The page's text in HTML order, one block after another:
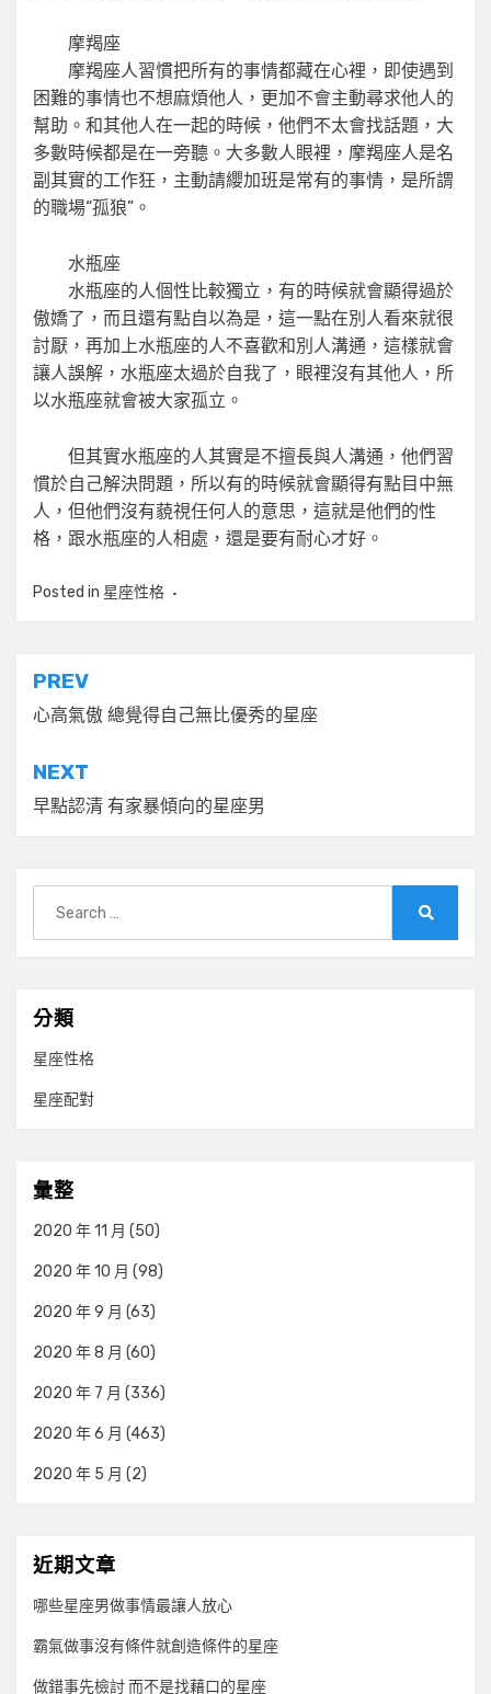
摩羯座
摩羯座人習慣把所有的事情都藏在心裡，即使遇到
困難的事情也不想麻煩他人，更加不會主動尋求他人的
幫助。和其他人在一起的時候，他們不太會找話題，大
多數時候都是在一旁聽。大多數人眼裡，摩羯座人是名
副其實的工作狂，主動請纓加班是常有的事情，是所謂
的職場“孤狼”。
水瓶座
水瓶座的人個性比較獨立，有的時候就會顯得過於
傲嬌了，而且還有點自以為是，這一點在別人看來就很
討厭，再加上水瓶座的人不喜歡和別人溝通，這樣就會
讓人誤解，水瓶座太過於自我了，眼裡沒有其他人，所
以水瓶座就會被大家孤立。
但其實水瓶座的人其實是不擅長與人溝通，他們習
慣於自己解決問題，所以有的時候就會顯得有點目中無
人，但他們沒有藐視任何人的意思，這就是他們的性
格，跟水瓶座的人相處，還是要有耐心才好。
Posted in 星座性格
文
章
導
覽
PREV
心高氣傲 總覺得自己無比優秀的星座
NEXT
早點認清 有家暴傾向的星座男
for:
分類
星座性格
星座配對
彙整
2020 年 11 月 (50)
2020 年 10 月 (98)
2020 年 9 月 (63)
2020 年 8 月 (60)
2020 年 7 月 (336)
2020 年 6 月 (463)
2020 年 5 月 (2)
近期文章
哪些星座男做事情最讓人放心
霸氣做事沒有條件就創造條件的星座
做錯事先檢討 而不是找藉口的星座